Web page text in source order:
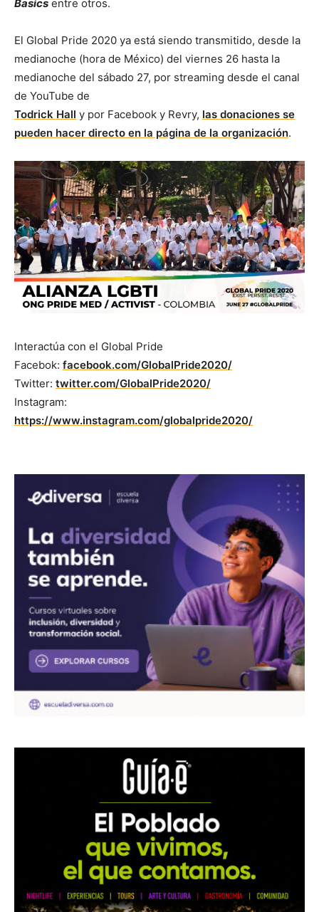
Basics entre otros.
El Global Pride 2020 ya está siendo transmitido, desde la
medianoche (hora de México) del viernes 26 hasta la
medianoche del sábado 27, por streaming desde el canal
de YouTube de
Todrick Hall y por Facebook y Revry, las donaciones se
pueden hacer directo en la página de la organización.
Interactúa con el Global Pride
Facebok: facebook.com/GlobalPride2020/
Twitter: twitter.com/GlobalPride2020/
Instagram:
https://www.instagram.com/globalpride2020/